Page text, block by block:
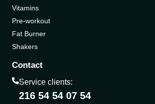
Vitamins
Pre-workout
Fat Burner
Shakers
Contact
Service clients:
216 54 54 07 54